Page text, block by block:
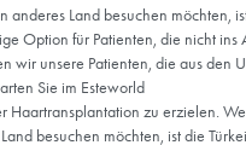
Stelle steht. Die Türkei ist
und bietet
reiches kulinarisches
dass Istanbul ein sehr